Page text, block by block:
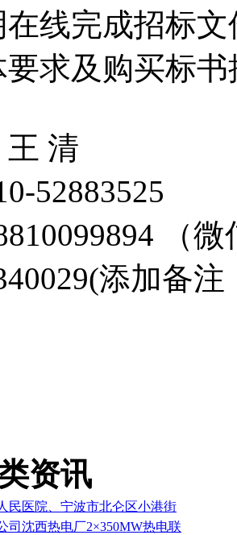
线完成招标
要求及购买标
王 清
52883525
（
添加备
资讯
民医院、宁波市北仑区小港街
司沈西热电厂2×350MW热电联